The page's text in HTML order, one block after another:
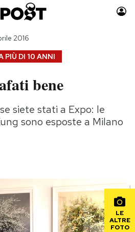
Auto
Moda
Consumismi
Storie/Idee
Altrecose
Mondiali calcio 2026
PIÙ DI 10 ANNI
2016
bene
siete stati a Expo: le
sono esposte a Milano
LE
ALTRE
FOTO